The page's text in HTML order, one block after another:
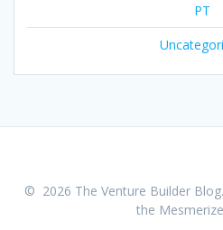
PT
© 2026 The Venture Builder
the